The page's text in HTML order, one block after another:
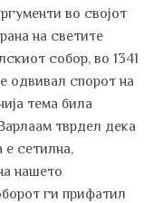
во својот
на светите
собор, во 1341
одвивал спорот на
тема била
тврдел дека
е сетилна,
нашето
ги прифатил